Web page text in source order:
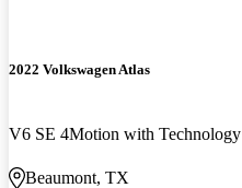
2022 Volkswagen Atlas
V6 SE 4Motion with Technology
Beaumont, TX